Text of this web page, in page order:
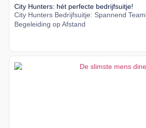
City Hunters: hét perfecte bedrijfsuitje!
City Hunters Bedrijfsuitje: Spannend
Begeleiding op Afstand